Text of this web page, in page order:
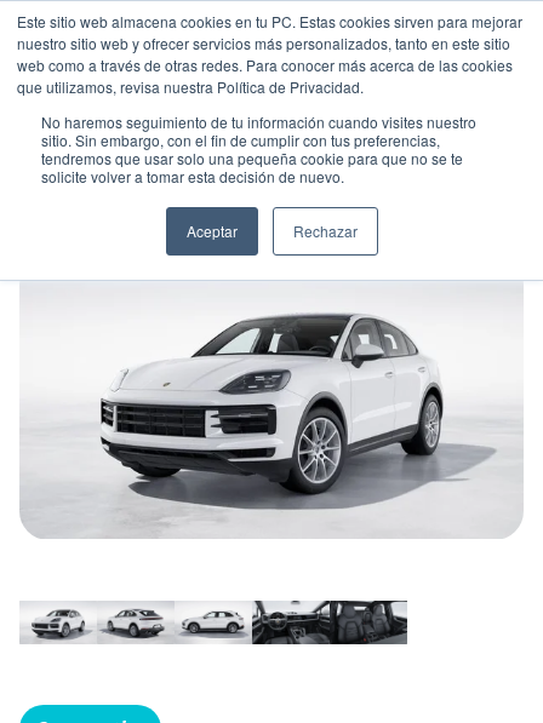
Este sitio web almacena cookies en tu PC. Estas cookies sirven para mejorar
nuestro sitio web y ofrecer servicios más personalizados, tanto en este sitio
web como a través de otras redes. Para conocer más acerca de las cookies
que utilizamos, revisa nuestra Política de Privacidad.
No haremos seguimiento de tu información cuando visites nuestro
sitio. Sin embargo, con el fin de cumplir con tus preferencias,
tendremos que usar solo una pequeña cookie para que no se te
solicite volver a tomar esta decisión de nuevo.
Aceptar Rechazar
PORSCHE CAYENNE
Gasolina